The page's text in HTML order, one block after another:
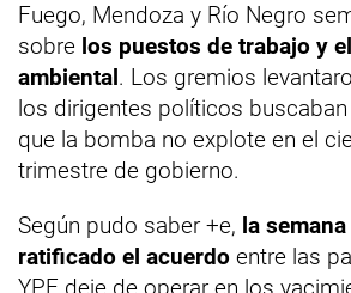
Fuego, Mendoza y Río Negro
sobre los puestos de trabajo y
ambiental. Los gremios
los dirigentes políticos
que la bomba no explote en el
trimestre de gobierno.
Según pudo saber +e, la
ratificado el acuerdo entre las